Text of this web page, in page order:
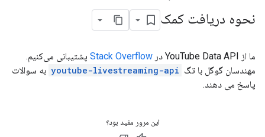
نحوه دریافت کمک
ما از YouTube Data API در Stack Overflow پشتیبانی می‌کنیم.
مهندسان گوگل با تگ youtube-livestreaming-api به سوالات
پاسخ می دهند.
این مرور مفید بود؟